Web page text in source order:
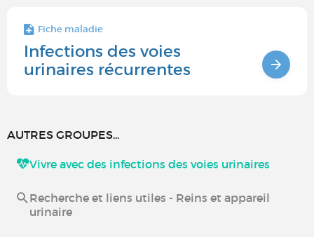
Fiche maladie
Infections des voies
urinaires récurrentes
AUTRES GROUPES...
Vivre avec des infections des voies urinaires
Recherche et liens utiles - Reins et appareil
urinaire